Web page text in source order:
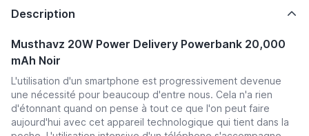
Description
Musthavz 20W Power Delivery Powerbank 20,000
mAh Noir
L'utilisation d'un smartphone est progressivement devenue
une nécessité pour beaucoup d'entre nous. Cela n'a rien
d'étonnant quand on pense à tout ce que l'on peut faire
aujourd'hui avec cet appareil technologique qui tient dans la